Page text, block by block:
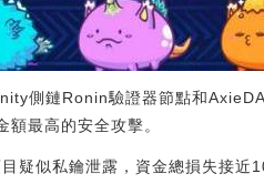
側鏈Ronin驗證器節點和
最高的安全攻擊。
疑似私鑰泄露，資金總損失接近